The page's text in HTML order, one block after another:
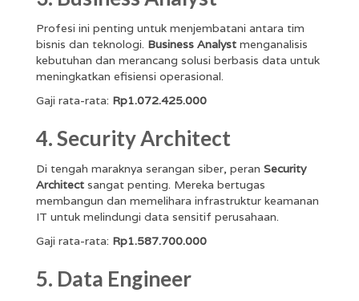
Profesi ini penting untuk menjembatani antara tim
bisnis dan teknologi. Business Analyst menganalisis
kebutuhan dan merancang solusi berbasis data untuk
meningkatkan efisiensi operasional.
Gaji rata-rata: Rp1.072.425.000
4. Security Architect
Di tengah maraknya serangan siber, peran Security
Architect sangat penting. Mereka bertugas
membangun dan memelihara infrastruktur keamanan
IT untuk melindungi data sensitif perusahaan.
Gaji rata-rata: Rp1.587.700.000
5. Data Engineer